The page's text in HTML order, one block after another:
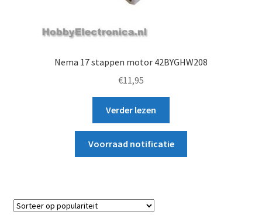
Nema 17 stappen motor 42BYGHW208
€11,95
Verder lezen
Voorraad notificatie